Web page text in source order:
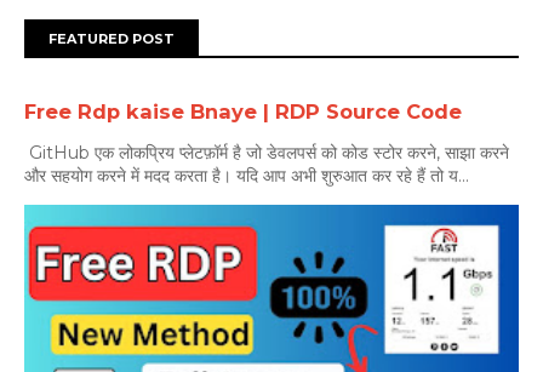
FEATURED POST
Free Rdp kaise Bnaye | RDP Source Code
GitHub एक लोकप्रिय प्लेटफ़ॉर्म है जो डेवलपर्स को कोड स्टोर करने, साझा करने
और सहयोग करने में मदद करता है। यदि आप अभी शुरुआत कर रहे हैं तो य...